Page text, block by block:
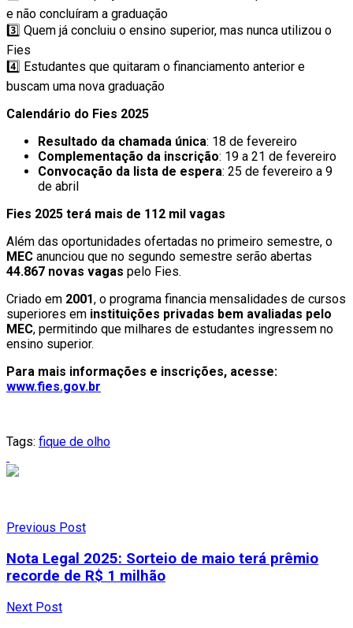
e não concluíram a graduação
3️⃣ Quem já concluiu o ensino superior, mas nunca utilizou o
Fies
4️⃣ Estudantes que quitaram o financiamento anterior e
buscam uma nova graduação
Calendário do Fies 2025
Resultado da chamada única: 18 de fevereiro
Complementação da inscrição: 19 a 21 de fevereiro
Convocação da lista de espera: 25 de fevereiro a 9
de abril
Fies 2025 terá mais de 112 mil vagas
Além das oportunidades ofertadas no primeiro semestre, o
MEC anunciou que no segundo semestre serão abertas
44.867 novas vagas pelo Fies.
Criado em 2001, o programa financia mensalidades de cursos
superiores em instituições privadas bem avaliadas pelo
MEC, permitindo que milhares de estudantes ingressem no
ensino superior.
Para mais informações e inscrições, acesse:
www.fies.gov.br
Tags: fique de olho
Previous Post
Nota Legal 2025: Sorteio de maio terá prêmio
recorde de R$ 1 milhão
Next Post